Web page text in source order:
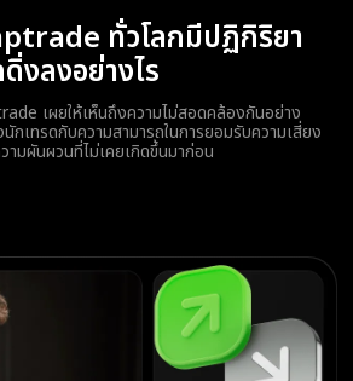
ทั่วโลกมีปฏิกิริยา
งลงอย่างไร
เผยให้เห็นถึงความไม่สอดคล้องกันอย่าง
กเทรดกับความสามารถในการยอมรับความเสี่ยง
มผันผวนที่ไม่เคยเกิดขึ้นมาก่อน